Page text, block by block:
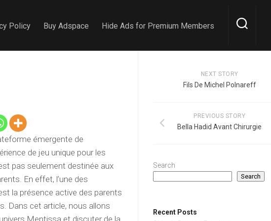
Policy Buy Adspace Hide Ads for Premium Members
émergente de
de jeu unique pour les
pas seulement destinée aux
En effet, l’une des
la présence active des parents
Dans cet article, nous allons
Mentissa et discuter de la
NEXT STORY
Fils De Michel Polnareff
PREVIOUS STORY
Bella Hadid Avant Chirurgie
Search
Search
Recent Posts